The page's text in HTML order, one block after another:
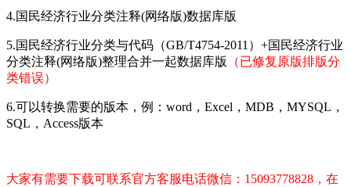
4.国民经济行业分类注释(网络版)数据库版
5.国民经济行业分类与代码（GB/T4754-2011）+国民经济行业
分类注释(网络版)整理合并一起数据库版
（已修复原版排版分
类错误）
6.可以转换需要的版本，例：word，Excel，MDB，MYSQL，
SQL，Access版本
大家有需要下载可联系官方客服电话微信：15093778828，在